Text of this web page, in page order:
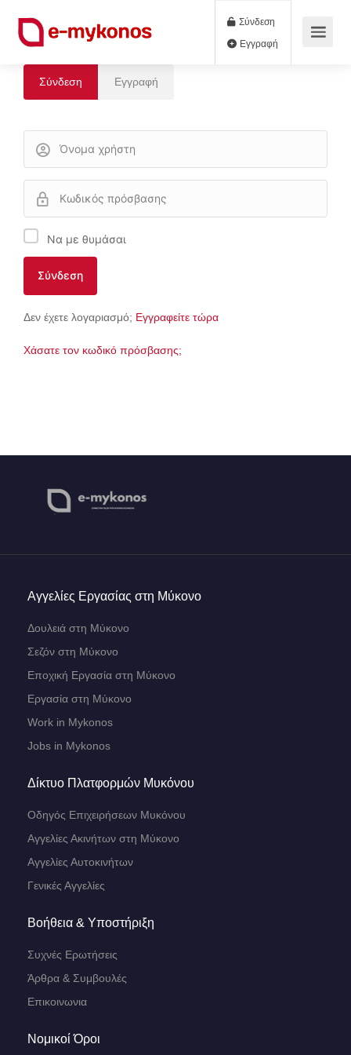
Σύνδεση
Σύνδεση Εγγραφή
Να με θυμάσαι
Δεν έχετε λογαριασμό; Εγγραφείτε τώρα
Χάσατε τον κωδικό πρόσβασης;
Αγγελίες Εργασίας στη Μύκονο
Δουλειά στη Μύκονο
Σεζόν στη Μύκονο
Εποχική Εργασία στη Μύκονο
Εργασία στη Μύκονο
Work in Mykonos
Jobs in Mykonos
Δίκτυο Πλατφορμών Μυκόνου
Οδηγός Επιχειρήσεων Μυκόνου
Αγγελίες Ακινήτων στη Μύκονο
Αγγελίες Αυτοκινήτων
Γενικές Αγγελίες
Βοήθεια & Υποστήριξη
Συχνές Ερωτήσεις
Άρθρα & Συμβουλές
Επικοινωνια
Νομικοί Όροι